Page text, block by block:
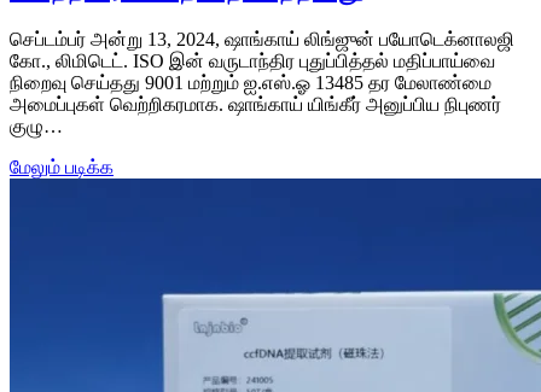
செப்டம்பர் அன்று 13, 2024, ஷாங்காய் லிங்ஜுன் பயோடெக்னாலஜி
கோ., லிமிடெட். ISO இன் வருடாந்திர புதுப்பித்தல் மதிப்பாய்வை
நிறைவு செய்தது 9001 மற்றும் ஐ.எஸ்.ஓ 13485 தர மேலாண்மை
அமைப்புகள் வெற்றிகரமாக. ஷாங்காய் யிங்கீர் அனுப்பிய நிபுணர்
குழு…
மேலும் படிக்க